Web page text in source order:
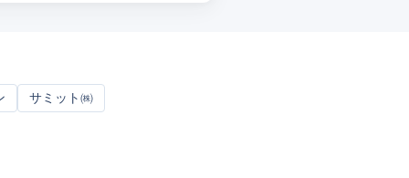
サミット㈱